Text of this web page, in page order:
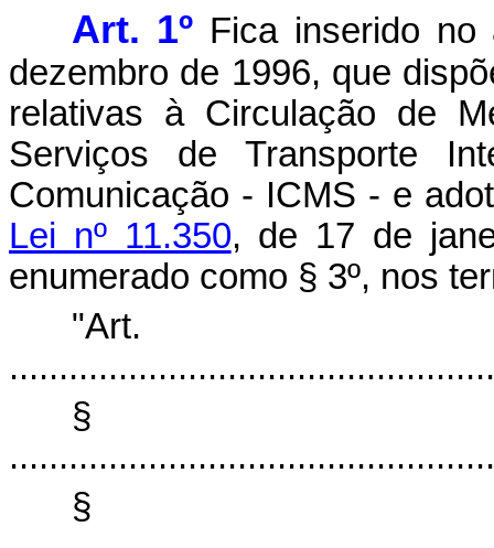
Art. 1º Fica inserido
dezembro de 1996, que
relativas à Circulação de
Serviços de Transporte
Comunicação - ICMS - e
Lei nº 11.350, de 17 de
enumerado como § 3º, nos
§
§